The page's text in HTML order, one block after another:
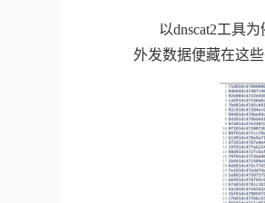
以dnscat2工具为
外发数据便藏在这